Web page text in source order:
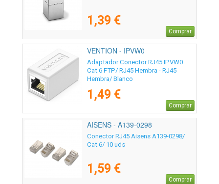
1,39 €
Comprar
VENTION - IPVW0
Adaptador Conector RJ45 IPVW0
Cat.6 FTP/ RJ45 Hembra - RJ45
Hembra/ Blanco
1,49 €
Comprar
AISENS - A139-0298
Conector RJ45 Aisens A139-0298/
Cat.6/ 10 uds
1,59 €
Comprar